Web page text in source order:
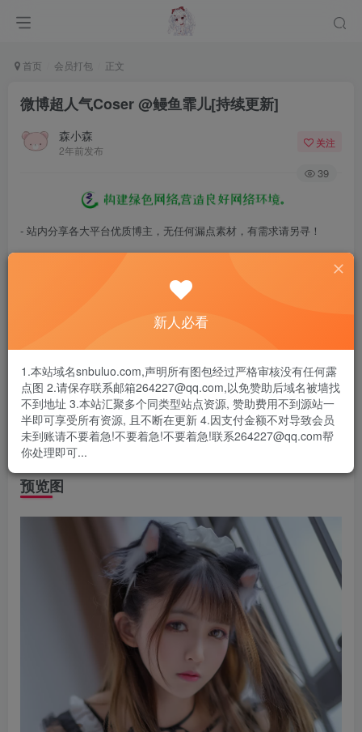
首页 会员打包 正文
微博超人气Coser @鳗鱼霏儿[持续更新]
森小森
2年前发布
关注
39
- 站内分享各大平台优质博主，无任何漏点素材，有需求请另寻！
- 百度网盘提示提取码错误，请更换浏览器重试，这是百度网盘版本问
- 遇见解压密码不对、无法解压，请查看
- 资源失效/充值未到账/账号解禁...等问题请《提交工单》
给各位司机介绍一位微博以及二次元中超人气的Coser小姐
姐，其名叫：鳗鱼霏儿。
微博: @鳗鱼霏儿，这个名字相当的奇怪，叫鳗鱼的真不多，
也不知道是什么含义，霏儿那就更加奇怪了，哈哈哈。
预览图
新人必看
1.本站域名snbuluo.com,声明所有图包经过严格审核没有任何露
点图 2.请保存联系邮箱264227@qq.com,以免赞助后域名被墙找
不到地址 3.本站汇聚多个同类型站点资源, 赞助费用不到源站一
半即可享受所有资源, 且不断在更新 4.因支付金额不对导致会员
未到账请不要着急!不要着急!不要着急!联系264227@qq.com帮
你处理即可...